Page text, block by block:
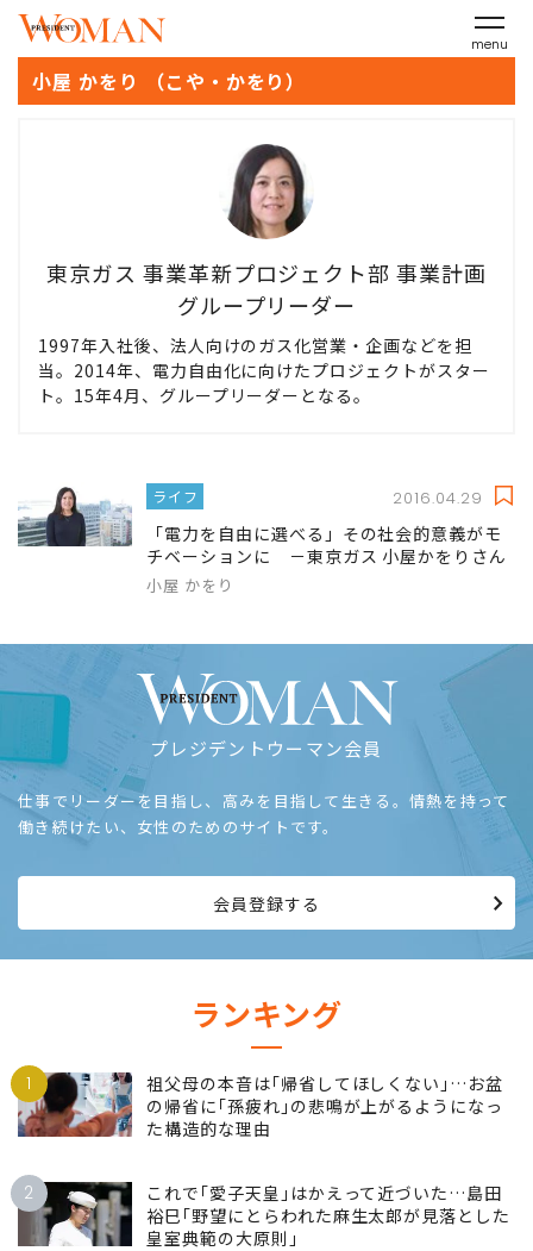
menu
小屋 かをり （こや・かをり）
東京ガス 事業革新プロジェクト部 事業計画
グループリーダー
1997年入社後、法人向けのガス化営業・企画などを担
当。2014年、電力自由化に向けたプロジェクトがスター
ト。15年4月、グループリーダーとなる。
ライフ 2016.04.29
「電力を自由に選べる」その社会的意義がモ
チベーションに －東京ガス 小屋かをりさん
小屋 かをり
プレジデントウーマン会員
仕事でリーダーを目指し、高みを目指して生きる。情熱を持って
働き続けたい、女性のためのサイトです。
会員登録する
ランキング
1
祖父母の本音は｢帰省してほしくない｣…お盆
の帰省に｢孫疲れ｣の悲鳴が上がるようになっ
た構造的な理由
2
これで｢愛子天皇｣はかえって近づいた…島田
裕巳｢野望にとらわれた麻生太郎が見落とした
皇室典範の大原則｣